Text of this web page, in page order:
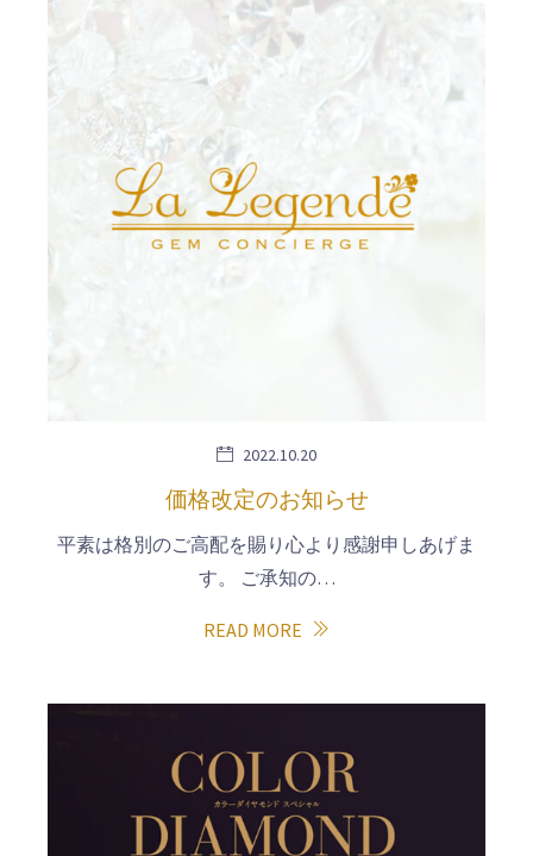
2022.10.20
価格改定のお知らせ
平素は格別のご高配を賜り心より感謝申しあげま
す。 ご承知の…
READ MORE